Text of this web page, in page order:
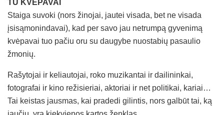
TU KVĖPAVAI
Staiga suvoki (nors žinojai, jautei visada, bet ne visada
įsisąmonindavai), kad per savo jau netrumpą gyvenimą
kvėpavai tuo pačiu oru su daugybe nuostabių pasaulio
žmonių.
Rašytojai ir keliautojai, roko muzikantai ir dailininkai,
fotografai ir kino režisieriai, aktoriai ir net politikai, kariai…
Tai keistas jausmas, kai pradedi gilintis, nors galbūt tai, ką